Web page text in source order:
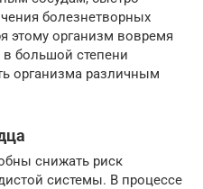
болезнетворных
этому организм вовремя
в большой степени
организма различным
снижать риск
системы. В процессе